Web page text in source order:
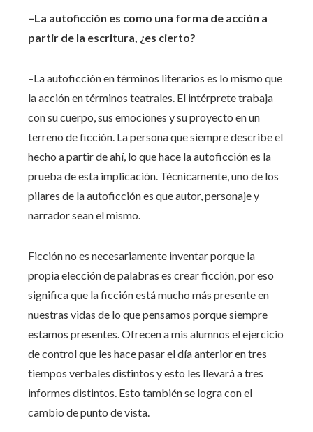
–La autoficción es como una forma de acción a
partir de la escritura, ¿es cierto?
–La autoficción en términos literarios es lo mismo que
la acción en términos teatrales. El intérprete trabaja
con su cuerpo, sus emociones y su proyecto en un
terreno de ficción. La persona que siempre describe el
hecho a partir de ahí, lo que hace la autoficción es la
prueba de esta implicación. Técnicamente, uno de los
pilares de la autoficción es que autor, personaje y
narrador sean el mismo.
Ficción no es necesariamente inventar porque la
propia elección de palabras es crear ficción, por eso
significa que la ficción está mucho más presente en
nuestras vidas de lo que pensamos porque siempre
estamos presentes. Ofrecen a mis alumnos el ejercicio
de control que les hace pasar el día anterior en tres
tiempos verbales distintos y esto les llevará a tres
informes distintos. Esto también se logra con el
cambio de punto de vista.